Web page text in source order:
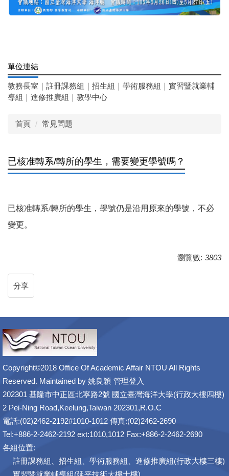
單位連結
教務長室 ｜ 註冊課務組 ｜ 招生組 ｜ 學術服務組 ｜ 實習暨就業輔
導組 ｜ 進修推廣組 ｜ 教學中心
首頁 常見問題
已核准轉系/轉所的學生，需要變更學號嗎？
已核准轉系/轉所的學生，學號仍是沿用原來的學號，不必
變更。
瀏覽數: 3803
分享
Copyright©2018 Office Of Academic Affair NTOU All Rights
Reserved. Maintained by 姚良穎 管理登入
202301 基隆市中正區北寧路2號 國立臺灣海洋大學(行政大樓四樓)
2 Pei-Ning Road,Keelung,Taiwan 202301,R.O.C
電話:(02)2462-2192#1010-1012 傳真:(02)2462-2690
Tel:+886-2-2462-2192 ext:1010,1012 Fax:+886-2-2462-2690
各組位置:
註冊課務組、招生組、學術服務組、進修推廣組(行政大樓三樓)